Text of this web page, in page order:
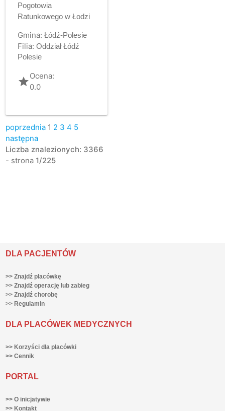
Pogotowia
Ratunkowego w Łodzi
Gmina: Łódź-Polesie
Filia: Oddział Łódź
Polesie
gradeOcena:
0.0
poprzednia 1 2 3 4 5
następna
Liczba znalezionych: 3366
- strona 1/225
DLA PACJENTÓW
>> Znajdź placówkę
>> Znajdź operację lub zabieg
>> Znajdź chorobę
>> Regulamin
DLA PLACÓWEK MEDYCZNYCH
>> Korzyści dla placówki
>> Cennik
PORTAL
>> O inicjatywie
>> Kontakt